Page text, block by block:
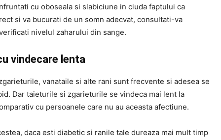
cu oboseala si slabiciune in ciuda faptului ca
si va bucurati de un somn adecvat, consultati-va
nivelul zaharului din sange.
vindecare lenta
vanataile si alte rani sunt frecvente si adesea se
Dar taieturile si zgarieturile se vindeca mai lent la
cu persoanele care nu au aceasta afectiune.
daca esti diabetic si ranile tale dureaza mai mult timp